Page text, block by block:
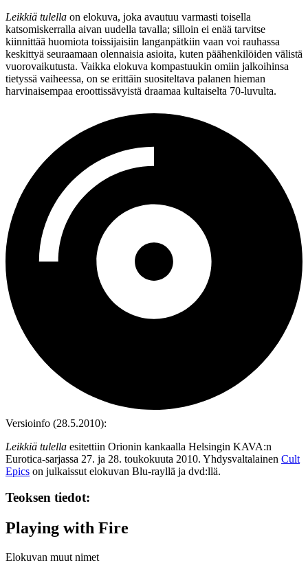
Leikkiä tulella on elokuva, joka avautuu varmasti toisella
katsomiskerralla aivan uudella tavalla; silloin ei enää tarvitse
kiinnittää huomiota toissijaisiin langanpätkiin vaan voi rauhassa
keskittyä seuraamaan olennaisia asioita, kuten päähenkilöiden välistä
vuorovaikutusta. Vaikka elokuva kompastuukin omiin jalkoihinsa
tietyssä vaiheessa, on se erittäin suositeltava palanen hieman
harvinaisempaa eroottissävyistä draamaa kultaiselta 70‑luvulta.
Versioinfo (28.5.2010):
Leikkiä tulella esitettiin Orionin kankaalla Helsingin KAVA:n
Eurotica-sarjassa 27. ja 28. toukokuuta 2010. Yhdysvaltalainen Cult
Epics on julkaissut elokuvan Blu‑rayllä ja dvd:llä.
Teoksen tiedot:
Playing with Fire
Elokuvan muut nimet